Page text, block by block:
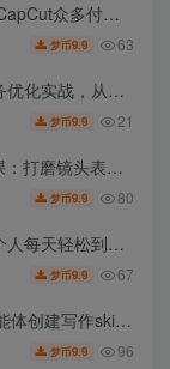
滤镜素材/AI智能功能自由了CapCut
梦币9.9 63
值税、企业所得税、个税等全税种要点
梦币9.9 21
靠情绪感染力打通变现路径
梦币9.9 80
落地快、见效稳【揭秘】
梦币9.9 67
除AI痕迹（头条号、公众号、百家号）（更新0730）
梦币9.9 96